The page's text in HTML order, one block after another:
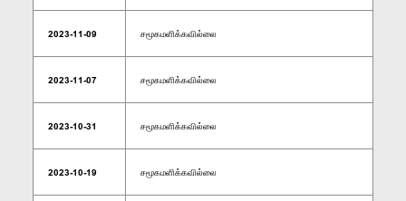
2023-11-09 சமூகமளிக்கவில்லை
2023-11-07 சமூகமளிக்கவில்லை
2023-10-31 சமூகமளிக்கவில்லை
2023-10-19 சமூகமளிக்கவில்லை